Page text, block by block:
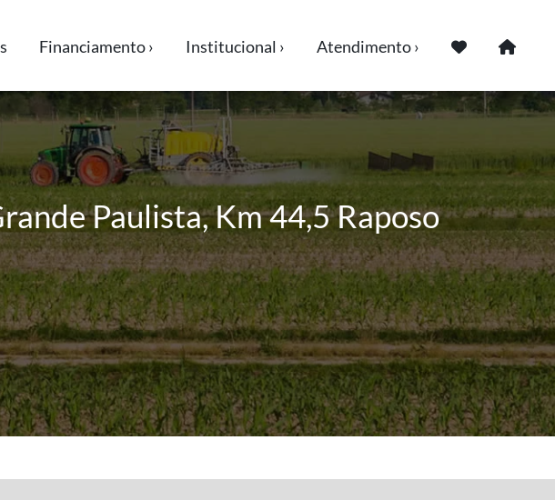
Financiamento › Institucional › Atendimento ›
Paulista, Km 44,5 Raposo